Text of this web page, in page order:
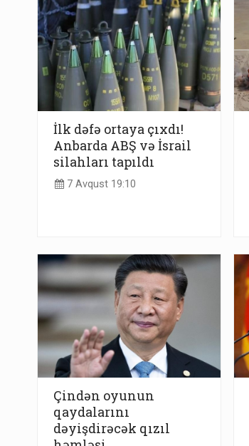
İlk dəfə ortaya çıxdı!
Anbarda ABŞ və İsrail
silahları tapıldı
7 Avqust 19:10
Çindən oyunun
qaydalarını
dəyişdirəcək qızıl